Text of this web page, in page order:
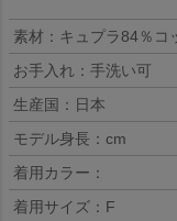
素材：キュプラ84％コ
お手入れ：手洗い可
生産国：日本
モデル身長：cm
着用カラー：
着用サイズ：F